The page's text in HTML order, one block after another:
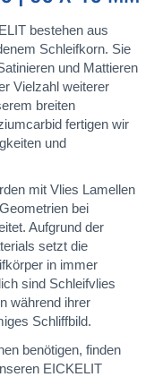
bestehen aus
Schleifkorn. Sie
und Mattieren
Vielzahl weiterer
breiten
fertigen wir
und
mit Vlies Lamellen
bei
Aufgrund der
setzt die
in immer
sind Schleifvlies
während ihrer
Schliffbild.
benötigen, finden
EICKELIT